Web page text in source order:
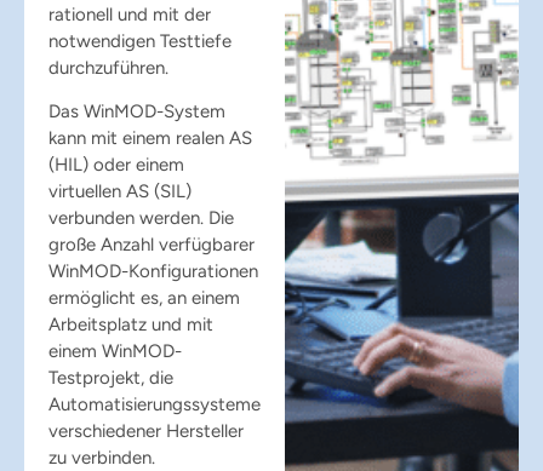
rationell und mit der
notwendigen Testtiefe
durchzuführen.
Das WinMOD-System
kann mit einem realen AS
(HIL) oder einem
virtuellen AS (SIL)
verbunden werden. Die
große Anzahl verfügbarer
WinMOD-Konfigurationen
ermöglicht es, an einem
Arbeitsplatz und mit
einem WinMOD-
Testprojekt, die
Automatisierungssysteme
verschiedener Hersteller
zu verbinden.